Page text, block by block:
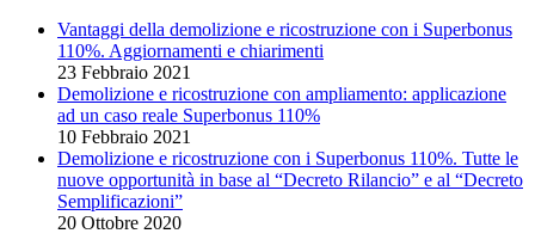
Vantaggi della demolizione e ricostruzione con i Superbonus
110%. Aggiornamenti e chiarimenti
23 Febbraio 2021
Demolizione e ricostruzione con ampliamento: applicazione
ad un caso reale Superbonus 110%
10 Febbraio 2021
Demolizione e ricostruzione con i Superbonus 110%. Tutte le
nuove opportunità in base al “Decreto Rilancio” e al “Decreto
Semplificazioni”
20 Ottobre 2020